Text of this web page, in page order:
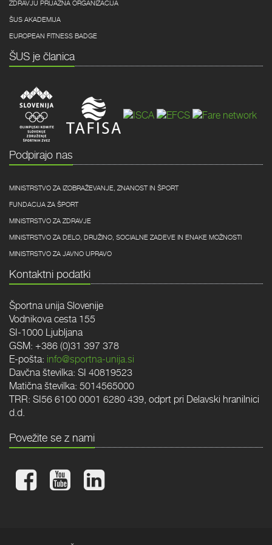
ZDRAVJU PRIJAZNA ORGANIZACIJA
ŠUS AKADEMIJA
EUROPEAN FITNESS BADGE
ŠUS je članica
Podpirajo nas
MINISTRSTVO ZA IZOBRAŽEVANJE, ZNANOST IN ŠPORT
FUNDACIJA ZA ŠPORT
MINISTRSTVO ZA ZDRAVJE
MINISTRSTVO ZA DELO, DRUŽINO, SOCIALNE ZADEVE IN ENAKE MOŽNOSTI
MINISTRSTVO ZA JAVNO UPRAVO
Kontaktni podatki
Športna unija Slovenije
Vodnikova cesta 155
SI-1000 Ljubljana
GSM: +386 (0)31 397 378
E-pošta: info@sportna-unija.si
Davčna številka: SI 40819523
Matična številka: 5014565000
TRR: SI56 6100 0001 6280 439, odprt pri Delavski hranilnici
d.d.
Povežite se z nami